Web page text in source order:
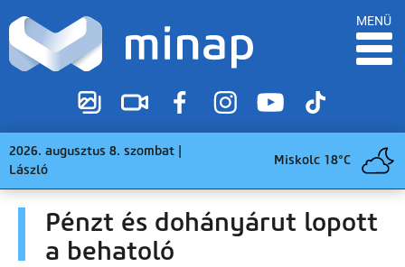
MENÜ
2026. augusztus 8. szombat |
László
Miskolc 18°C
Pénzt és dohányárut lopott
a behatoló